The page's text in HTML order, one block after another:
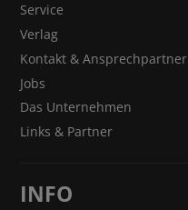
Service
Verlag
Kontakt & Ansprechpartner
Jobs
Das Unternehmen
Links & Partner
INFO